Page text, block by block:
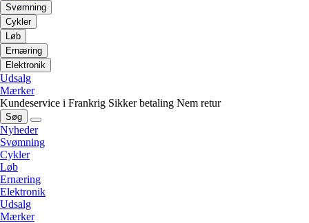
Svømning
Cykler
Løb
Ernæring
Elektronik
Udsalg
Mærker
Kundeservice i Frankrig Sikker betaling Nem retur
Søg
Nyheder
Svømning
Cykler
Løb
Ernæring
Elektronik
Udsalg
Mærker